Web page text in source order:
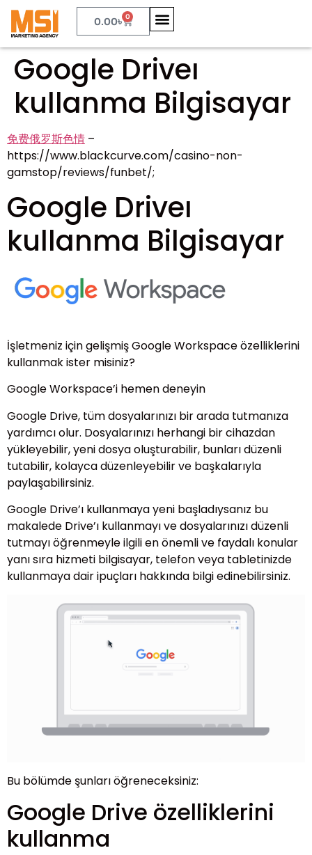
0.00৳ 0
Google Driveı
kullanma Bilgisayar
免费俄罗斯色情 –
https://www.blackcurve.com/casino-non-
gamstop/reviews/funbet/;
Google Driveı
kullanma Bilgisayar
İşletmeniz için gelişmiş Google Workspace özelliklerini
kullanmak ister misiniz?
Google Workspace’i hemen deneyin
Google Drive, tüm dosyalarınızı bir arada tutmanıza
yardımcı olur. Dosyalarınızı herhangi bir cihazdan
yükleyebilir, yeni dosya oluşturabilir, bunları düzenli
tutabilir, kolayca düzenleyebilir ve başkalarıyla
paylaşabilirsiniz.
Google Drive’ı kullanmaya yeni başladıysanız bu
makalede Drive’ı kullanmayı ve dosyalarınızı düzenli
tutmayı öğrenmeyle ilgili en önemli ve faydalı konular
yanı sıra hizmeti bilgisayar, telefon veya tabletinizde
kullanmaya dair ipuçları hakkında bilgi edinebilirsiniz.
Bu bölümde şunları öğreneceksiniz:
Google Drive özelliklerini
kullanma